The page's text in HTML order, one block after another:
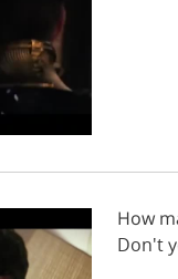
How
Don't